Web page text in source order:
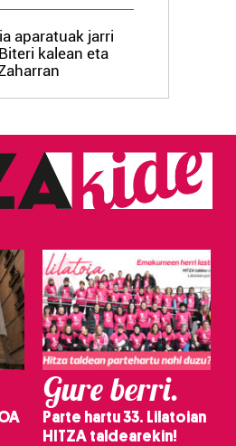
eta hirugarrenen cookie-
Zure esperientzia eta
cookie teknologiaz
onartuz gero, teknologia hori
ematen diguzu.Gehiago
aparatuak jarri
kalean eta
Gure berri.
Parte hartu 33. Lilatoian
HITZA taldearekin!